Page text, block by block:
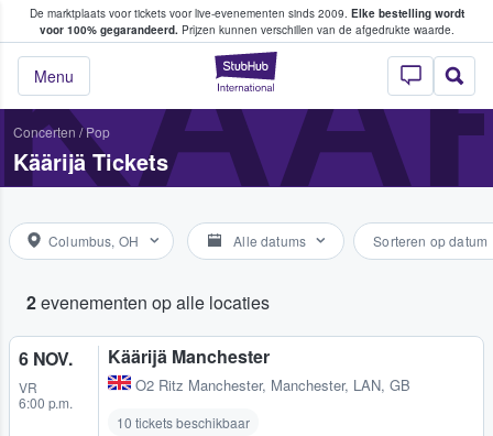
De marktplaats voor tickets voor live-evenementen sinds 2009. Elke bestelling wordt
voor 100% gegarandeerd.Prijzen kunnen verschillen van de afgedrukte waarde.
StubHub: waar
Menu
tickets kopen en verkopen
Concerten /Pop
Käärijä Tickets
Columbus, OH Alle datums Sorteren op datum
2evenementen op alle locaties
6 NOV.
VR
6:00 p.m.
Käärijä Manchester
O2 Ritz Manchester, Manchester, LAN, GB
10 tickets beschikbaar